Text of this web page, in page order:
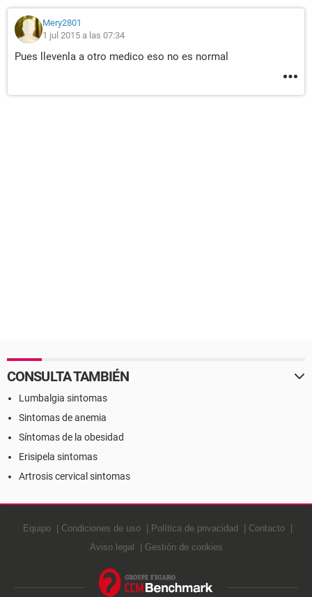
Mery2801
1 jul 2015 a las 07:34
Pues llevenla a otro medico eso no es normal
CONSULTA TAMBIÉN
Lumbalgia sintomas
Sintomas de anemia
Síntomas de la obesidad
Erisipela sintomas
Artrosis cervical sintomas
Equipo Condiciones de uso Política de privacidad
Contacto
Aviso legal
Gestión de cookies